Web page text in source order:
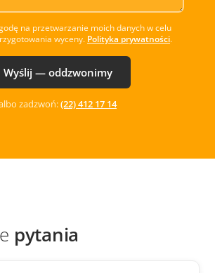
na przetwarzanie moich danych w celu
wyceny. Polityka prywatności.
Wyślij — oddzwonimy
zadzwoń:(22) 412 17 14
pytania